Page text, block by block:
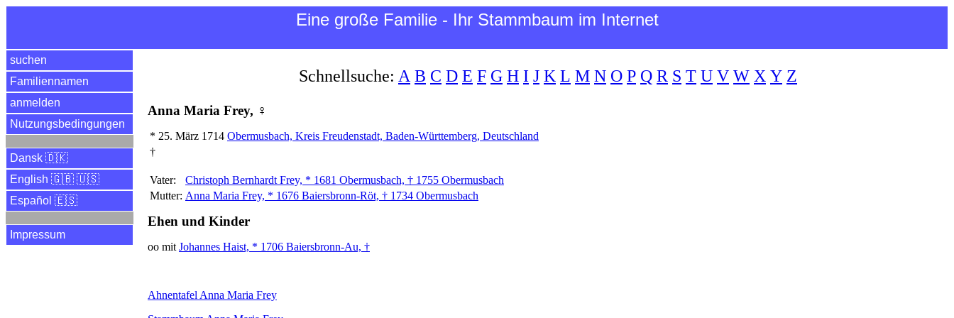
Eine große Familie - Ihr Stammbaum im Internet
suchen
Familiennamen
anmelden
Nutzungsbedingungen
Dansk 🇩🇰
English 🇬🇧 🇺🇸
Español 🇪🇸
Impressum
Schnellsuche: A B C D E F G H I J K L M N O P Q R S T U V W X Y Z
Anna Maria Frey, ♀
* 25. März 1714 Obermusbach, Kreis Freudenstadt, Baden-Württemberg, Deutschland
†
Vater:
Christoph Bernhardt Frey, * 1681 Obermusbach, † 1755 Obermusbach
Mutter: Anna Maria Frey, * 1676 Baiersbronn-Röt, † 1734 Obermusbach
Ehen und Kinder
oo mit Johannes Haist, * 1706 Baiersbronn-Au, †
Ahnentafel Anna Maria Frey